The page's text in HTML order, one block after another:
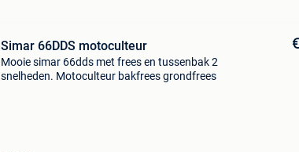
Simar 66DDS motoculteur
Mooie simar 66dds met frees en tussenbak 2
snelheden. Motoculteur bakfrees grondfrees